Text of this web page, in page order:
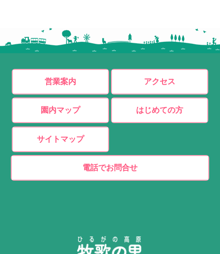
営業案内 アクセス
園内マップ はじめての方
サイトマップ
電話でお問合せ